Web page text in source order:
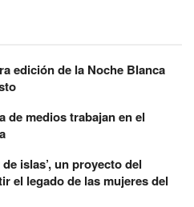
edición de la Noche Blanca
de medios trabajan en el
islas’, un proyecto del
el legado de las mujeres del